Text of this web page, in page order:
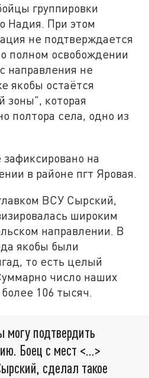
группировки
Надия. При этом
не подтверждается
полном освобождении
направления не
якобы остаётся
зоны", которая
полтора села, одно из
на
в районе пгт Яровая.
ВСУ Сырский,
широким
направлении. В
якобы были
то есть целый
число наших
106 тысяч.
могу подтвердить
Боец с мест <…>
сделал такое